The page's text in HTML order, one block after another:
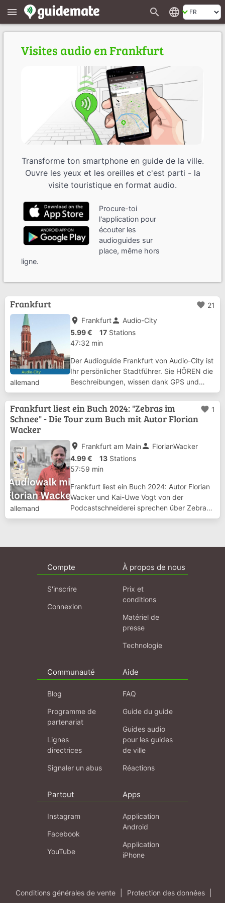
menu search language
Visites audio en Frankfurt
Transforme ton smartphone en guide de la ville.
Ouvre les yeux et les oreilles et c'est parti - la
visite touristique en format audio.
Procure-toi
l'application pour
écouter les
audioguides sur
place, même hors
ligne.
Frankfurt favorite 21
allemand
place Frankfurtperson Audio-City
5.99 €
17 Stations
47:32 min
Der Audioguide Frankfurt von Audio-City ist
Ihr persönlicher Stadtführer. Sie HÖREN die
Beschreibungen, wissen dank GPS und
einem detaillierten Stadtplan immer, wo Sie
sich befinden und verpassen nichts durch
die automatische Erkennung von Sehensw...
Frankfurt liest ein Buch 2024: "Zebras im
Schnee" - Die Tour zum Buch mit Autor Florian
Wacker
favorite 1
allemand
place Frankfurt am Main person FlorianWacker
4.99 €
13 Stations
57:59 min
Frankfurt liest ein Buch 2024: Autor Florian
Wacker und Kai-Uwe Vogt von der
Podcastschneiderei sprechen über Zebras
im Schnee und besuchen einige
Compte
S'inscrire
Connexion
À propos de nous
Prix et
conditions
Matériel de
presse
Technologie
Communauté
Blog
Programme de
partenariat
Lignes
directrices
Signaler un abus
Aide
FAQ
Guide du guide
Guides audio
pour les guides
de ville
Réactions
Partout
Instagram
Facebook
YouTube
Apps
Application
Android
Application
iPhone
Conditions générales de vente Protection des données